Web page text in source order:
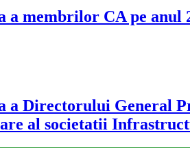
membrilor CA pe anul
a Directorului General
al societatii